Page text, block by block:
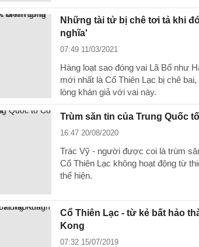
Những tài tử bị chê tơi tả khi
nghĩa'
07:49 11/03/2021
Hàng loạt sao đóng vai Lã Bố như
mới nhất là Cổ Thiên Lạc bị chê
lòng khán giả với vai này.
Trùm săn tin của Trung Quốc
16:47 20/08/2020
Trác Vỹ - người được coi là trùm
Cổ Thiên Lạc không hoạt động từ
thể hiện.
Cổ Thiên Lạc - từ kẻ bất hảo
Kong
07:32 15/07/2019